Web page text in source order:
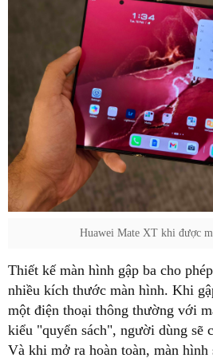
Huawei Mate XT khi được
Thiết kế màn hình gập ba cho
nhiều kích thước màn hình. Khi
một điện thoại thông thường với
kiểu "quyển sách", người dùng sẽ
Và khi mở ra hoàn toàn, màn